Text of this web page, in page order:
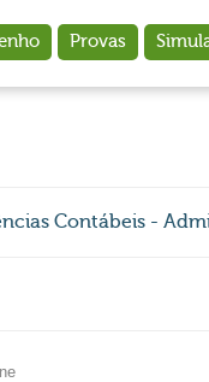
Provas
Contábeis -